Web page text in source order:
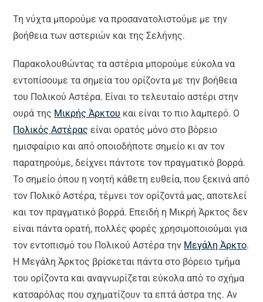
Τη νύχτα μπορούμε να προσανατολιστούμε με την
βοήθεια των αστεριών και της Σελήνης.
Παρακολουθώντας τα αστέρια μπορούμε εύκολα να
εντοπίσουμε τα σημεία του ορίζοντα με την βοήθεια
του Πολικού Αστέρα. Είναι το τελευταίο αστέρι στην
ουρά της Μικρής Άρκτου και είναι το πιο λαμπερό. Ο
Πολικός Αστέρας είναι ορατός μόνο στο βόρειο
ημισφαίριο και από οποιοδήποτε σημείο κι αν τον
παρατηρούμε, δείχνει πάντοτε τον πραγματικό βορρά.
Το σημείο όπου η νοητή κάθετη ευθεία, που ξεκινά από
τον Πολικό Αστέρα, τέμνει τον ορίζοντά μας, αποτελεί
και τον πραγματικό βορρά. Επειδή η Μικρή Άρκτος δεν
είναι πάντα ορατή, πολλές φορές χρησιμοποιούμαι για
τον εντοπισμό του Πολικού Αστέρα την Μεγάλη Άρκτο.
Η Μεγάλη Άρκτος βρίσκεται πάντα στο βόρειο τμήμα
του ορίζοντα και αναγνωρίζεται εύκολα από το σχήμα
κατσαρόλας που σχηματίζουν τα επτά άστρα της. Αν